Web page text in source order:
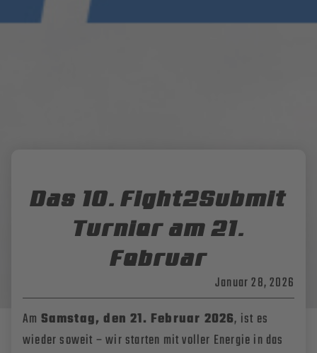
Das 10. Fight2Submit
Turnier am 21.
Februar
Januar 28, 2026
Am Samstag, den 21. Februar 2026, ist es
wieder soweit – wir starten mit voller Energie in das